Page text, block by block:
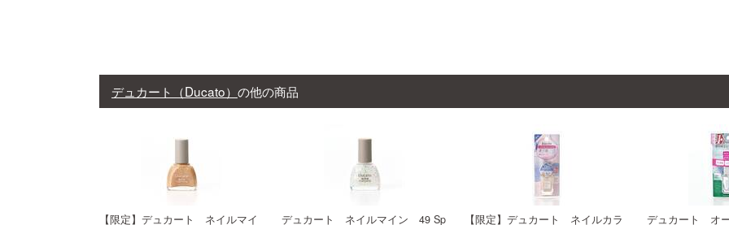
デュカート（Ducato） の他の商品
【限定】デュカート ネイルマイ
デュカート ネイルマイン 49 Sp
【限定】デュカート ネイルカラ
デュカート オ